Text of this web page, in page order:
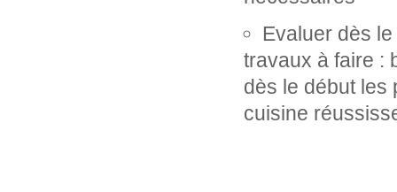
Evaluer dès
travaux à faire :
dès le début les
cuisine